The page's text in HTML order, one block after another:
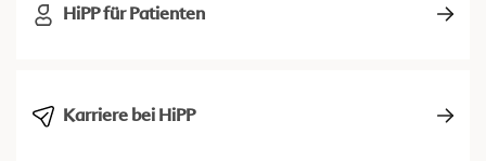
HiPP für Patienten
Karriere bei HiPP